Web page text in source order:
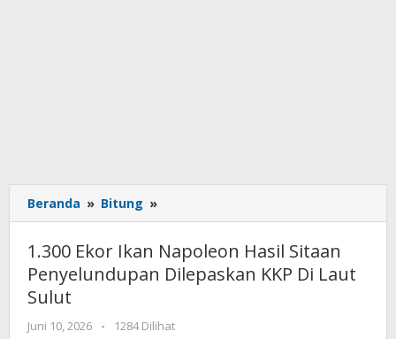
Beranda » Bitung »
Ekor
Napoleon
Hasil
Dilepaskan
1.300 Ekor Ikan Napoleon Hasil Sitaan
Penyelundupan Dilepaskan KKP Di Laut
Sulut
Juni 10, 2026
oleh
-
1284 Dilihat